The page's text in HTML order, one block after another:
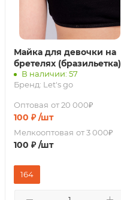
Майка для девочки на
бретелях (бразильетка)
В наличии: 57
Бренд: Let's go
Оптовая от 20 000₽
100 ₽ /шт
Мелкооптовая от 3 000₽
100 ₽ /шт
164